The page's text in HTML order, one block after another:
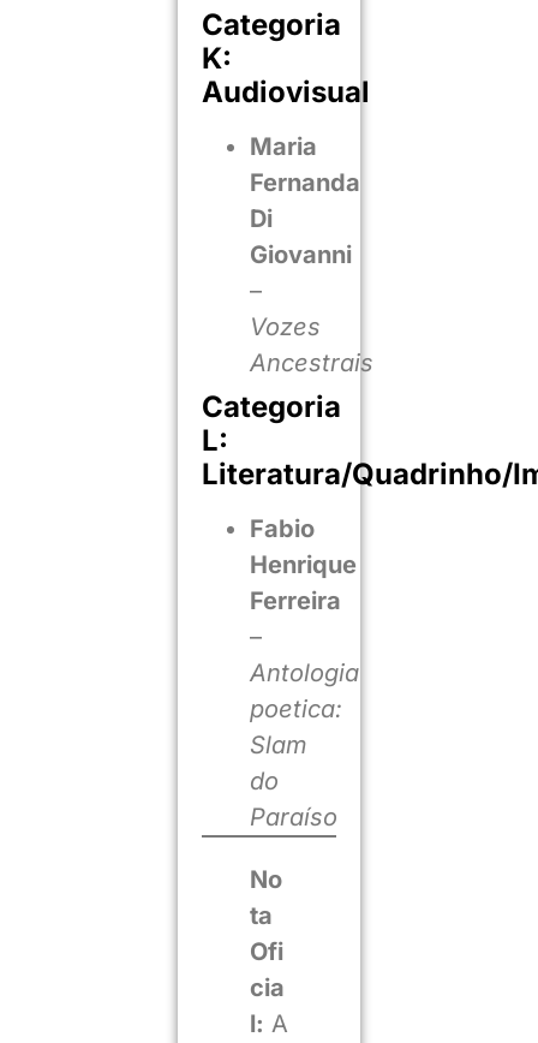
Categoria
K:
Audiovisual
Maria
Fernanda
Di
Giovanni
–
Vozes
Ancestrais
Categoria
L:
Literatura/Quadrinho/
Fabio
Henrique
Ferreira
–
Antologia
poetica:
Slam
do
Paraíso
No
ta
Ofi
cia
l: A